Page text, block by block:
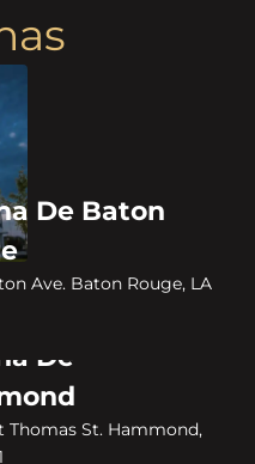
De Baton
Ave. Baton Rouge, LA
De
Thomas St. Hammond,